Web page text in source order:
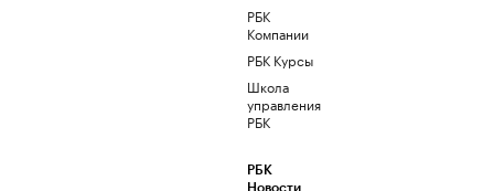
РБК
Компании
РБК Курсы
Школа
управления
РБК
РБК
Новости